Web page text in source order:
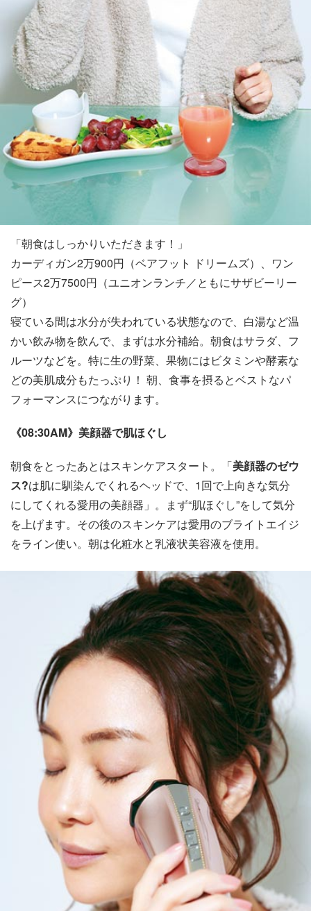
「朝食はしっかりいただきます！」
カーディガン2万900円（ベアフット ドリームズ）、ワン
ピース2万7500円（ユニオンランチ／ともにサザビーリー
グ）
寝ている間は水分が失われている状態なので、白湯など温
かい飲み物を飲んで、まずは水分補給。朝食はサラダ、フ
ルーツなどを。特に生の野菜、果物にはビタミンや酵素な
どの美肌成分もたっぷり！ 朝、食事を摂るとベストなパ
フォーマンスにつながります。
《08:30AM》美顔器で肌ほぐし
朝食をとったあとはスキンケアスタート。「美顔器のゼウ
ス?は肌に馴染んでくれるヘッドで、1回で上向きな気分
にしてくれる愛用の美顔器」。まず“肌ほぐし”をして気分
を上げます。その後のスキンケアは愛用のブライトエイジ
をライン使い。朝は化粧水と乳液状美容液を使用。